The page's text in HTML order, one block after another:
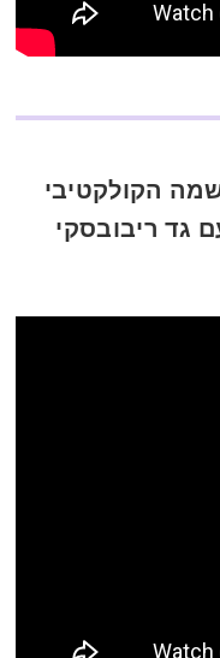
הנשמה הקולקטיבי
גד ריבובסקי